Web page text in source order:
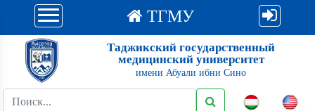
ТГМУ
Таджикский государственный
медицинский университет
имени Абуали ибни Сино